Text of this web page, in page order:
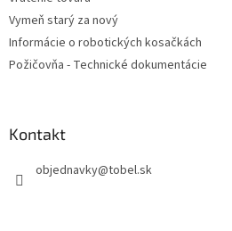
Vymeň starý za nový
Informácie o robotických kosačkách
Požičovňa - Technické dokumentácie
Kontakt
objednavky@tobel.sk